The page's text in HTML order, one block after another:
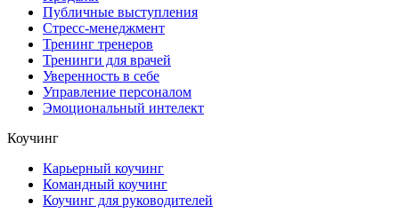
Публичные выступления
Стресс-менеджмент
Тренинг тренеров
Тренинги для врачей
Уверенность в себе
Управление персоналом
Эмоциональный интелект
Коучинг
Карьерный коучинг
Командный коучинг
Коучинг для руководителей